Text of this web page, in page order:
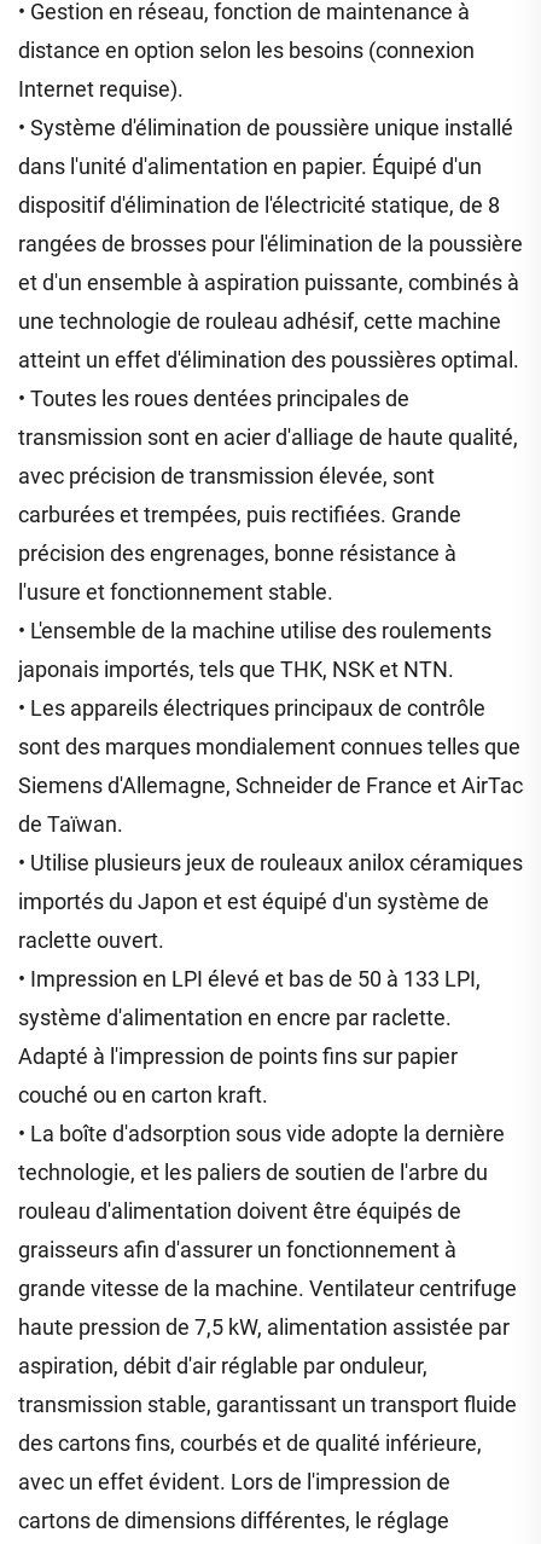
• Gestion en réseau, fonction de maintenance à
distance en option selon les besoins (connexion
Internet requise).
• Système d'élimination de poussière unique installé
dans l'unité d'alimentation en papier. Équipé d'un
dispositif d'élimination de l'électricité statique, de 8
rangées de brosses pour l'élimination de la poussière
et d'un ensemble à aspiration puissante, combinés à
une technologie de rouleau adhésif, cette machine
atteint un effet d'élimination des poussières optimal.
• Toutes les roues dentées principales de
transmission sont en acier d'alliage de haute qualité,
avec précision de transmission élevée, sont
carburées et trempées, puis rectifiées. Grande
précision des engrenages, bonne résistance à
l'usure et fonctionnement stable.
• L'ensemble de la machine utilise des roulements
japonais importés, tels que THK, NSK et NTN.
• Les appareils électriques principaux de contrôle
sont des marques mondialement connues telles que
Siemens d'Allemagne, Schneider de France et AirTac
de Taïwan.
• Utilise plusieurs jeux de rouleaux anilox céramiques
importés du Japon et est équipé d'un système de
raclette ouvert.
• Impression en LPI élevé et bas de 50 à 133 LPI,
système d'alimentation en encre par raclette.
Adapté à l'impression de points fins sur papier
couché ou en carton kraft.
• La boîte d'adsorption sous vide adopte la dernière
technologie, et les paliers de soutien de l'arbre du
rouleau d'alimentation doivent être équipés de
graisseurs afin d'assurer un fonctionnement à
grande vitesse de la machine. Ventilateur centrifuge
haute pression de 7,5 kW, alimentation assistée par
aspiration, débit d'air réglable par onduleur,
transmission stable, garantissant un transport fluide
des cartons fins, courbés et de qualité inférieure,
avec un effet évident. Lors de l'impression de
cartons de dimensions différentes, le réglage